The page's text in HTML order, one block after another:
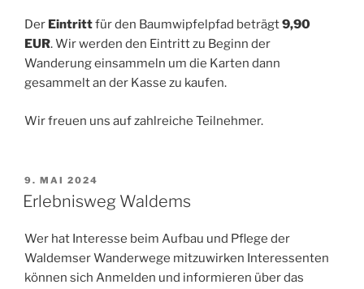
Der Eintrittfür den Baumwipfelpfad beträgt9,90
EUR. Wir werden den Eintritt zu Beginn der
Wanderung einsammeln um die Karten dann
gesammelt an der Kasse zu kaufen.
Wir freuen uns auf zahlreiche Teilnehmer.
VERÖFFENTLICHT
AM
9. MAI 2024
Erlebnisweg Waldems
Wer hat Interesse beim Aufbau und Pflege der
Waldemser Wanderwege mitzuwirken Interessenten
können sich Anmelden und informieren über das